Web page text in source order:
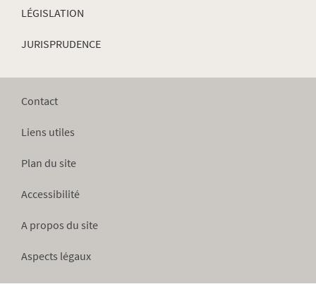
LÉGISLATION
JURISPRUDENCE
Contact
Liens utiles
Plan du site
Accessibilité
A propos du site
Aspects légaux